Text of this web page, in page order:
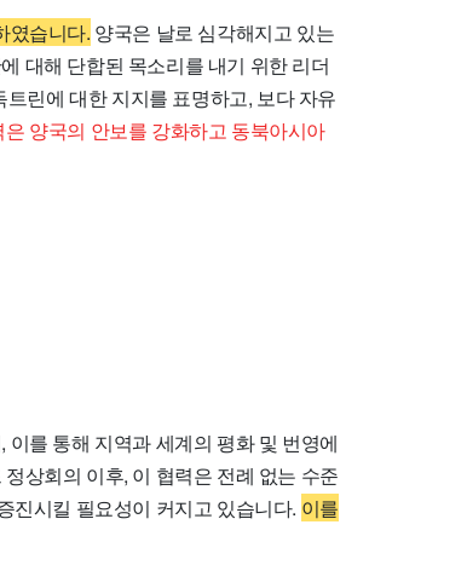
였습니다. 양국은 날로 심각해지고 있는
대해 단합된 목소리를 내기 위한 리더
린에 대한 지지를 표명하고, 보다 자유
양국의 안보를 강화하고 동북아시아
이를 통해 지역과 세계의 평화 및 번영에
상회의 이후, 이 협력은 전례 없는 수준
진시킬 필요성이 커지고 있습니다. 이를